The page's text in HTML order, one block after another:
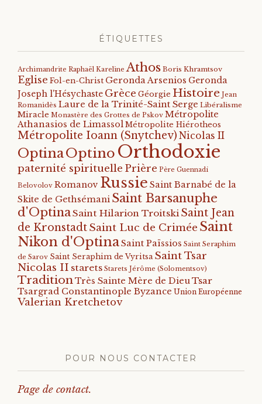
ÉTIQUETTES
Archimandrite Raphaël Kareline Athos Boris Khramtsov
Eglise Fol-en-Christ Geronda Arsenios Geronda
Joseph l'Hésychaste Grèce Géorgie Histoire Jean
Romanidès Laure de la Trinité-Saint Serge Libéralisme
Miracle Monastère des Grottes de Pskov Métropolite
Athanasios de Limassol Métropolite Hiérotheos
Métropolite Ioann (Snytchev) Nicolas II
OptinaOptino Orthodoxie
paternité spirituelle Prière Père Guennadi
Belovolov Romanov Russie Saint Barnabé de la
Skite de Gethsémani Saint Barsanuphe
d'OptinaSaint Hilarion Troitski Saint Jean
de KronstadtSaint Luc de Crimée Saint
Nikon d'OptinaSaint Païssios Saint Seraphim
de Sarov Saint Seraphim de Vyritsa Saint Tsar
Nicolas II starets Starets Jérôme (Solomentsov)
TraditionTrès Sainte Mère de DieuTsar
Tsargrad Constantinople Byzance Union Européenne
Valerian Kretchetov
POUR NOUS CONTACTER
Page de contact.